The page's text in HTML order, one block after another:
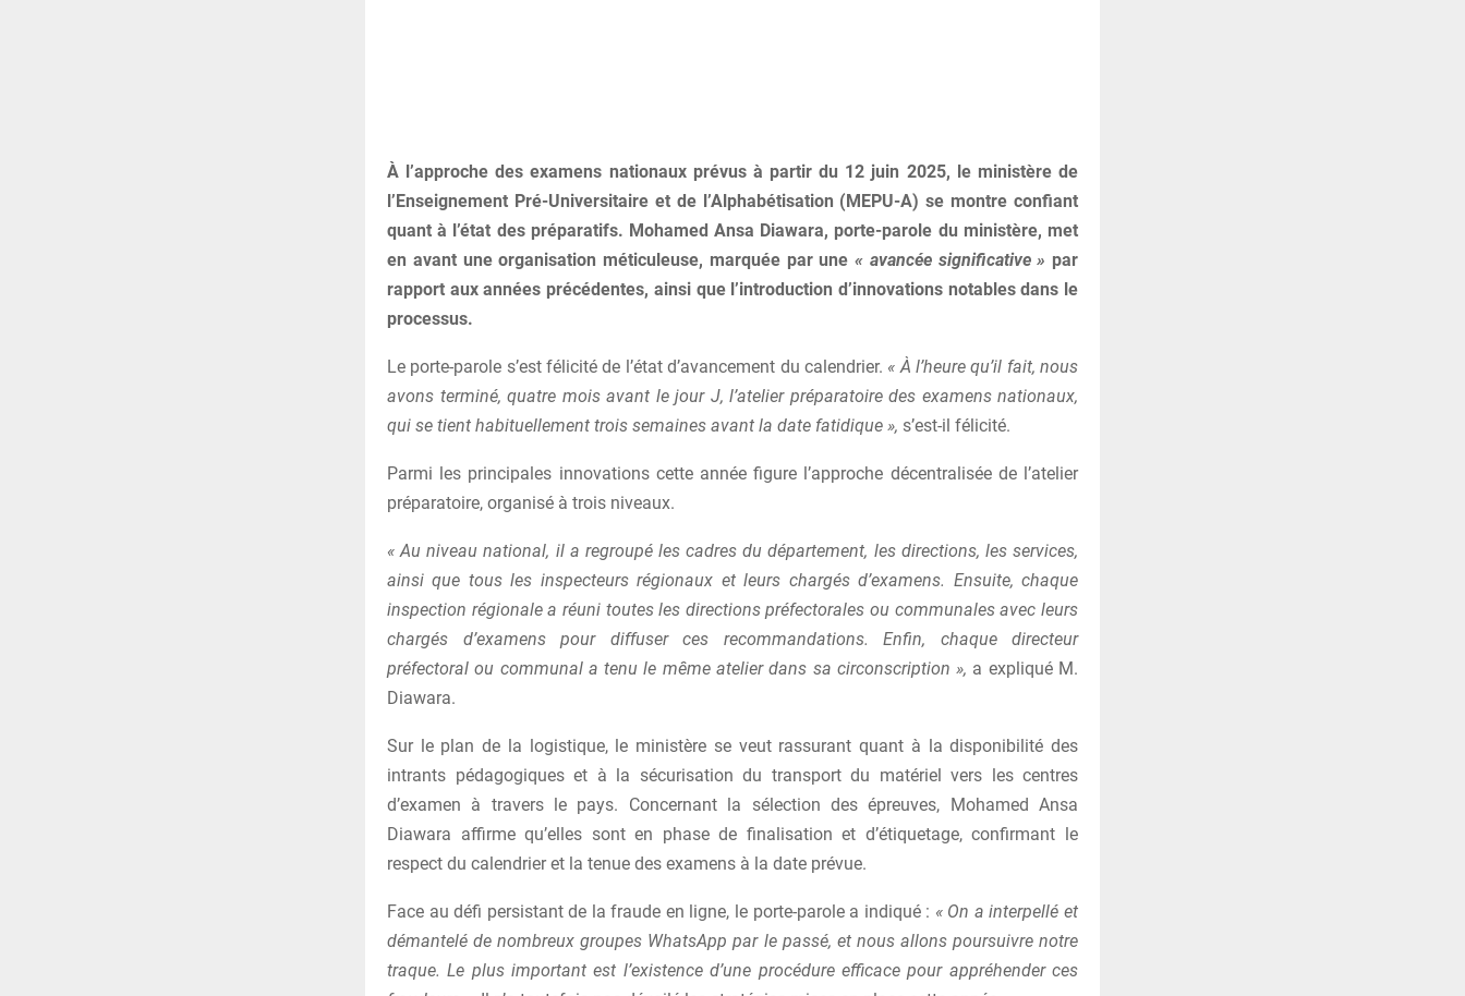
À l’approche des examens nationaux prévus à partir du 12 juin 2025, le ministère de
l’Enseignement Pré-Universitaire et de l’Alphabétisation (MEPU-A) se montre confiant
quant à l’état des préparatifs. Mohamed Ansa Diawara, porte-parole du ministère, met
en avant une organisation méticuleuse, marquée par une « avancée significative » par
rapport aux années précédentes, ainsi que l’introduction d’innovations notables dans le
processus.
Le porte-parole s’est félicité de l’état d’avancement du calendrier. « À l’heure qu’il fait, nous
avons terminé, quatre mois avant le jour J, l’atelier préparatoire des examens nationaux,
qui se tient habituellement trois semaines avant la date fatidique », s’est-il félicité.
Parmi les principales innovations cette année figure l’approche décentralisée de l’atelier
préparatoire, organisé à trois niveaux.
« Au niveau national, il a regroupé les cadres du département, les directions, les services,
ainsi que tous les inspecteurs régionaux et leurs chargés d’examens. Ensuite, chaque
inspection régionale a réuni toutes les directions préfectorales ou communales avec leurs
chargés d’examens pour diffuser ces recommandations. Enfin, chaque directeur
préfectoral ou communal a tenu le même atelier dans sa circonscription », a expliqué M.
Diawara.
Sur le plan de la logistique, le ministère se veut rassurant quant à la disponibilité des
intrants pédagogiques et à la sécurisation du transport du matériel vers les centres
d’examen à travers le pays. Concernant la sélection des épreuves, Mohamed Ansa
Diawara affirme qu’elles sont en phase de finalisation et d’étiquetage, confirmant le
respect du calendrier et la tenue des examens à la date prévue.
Face au défi persistant de la fraude en ligne, le porte-parole a indiqué : « On a interpellé et
démantelé de nombreux groupes WhatsApp par le passé, et nous allons poursuivre notre
traque. Le plus important est l’existence d’une procédure efficace pour appréhender ces